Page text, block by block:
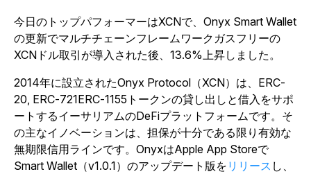
今日のトップパフォーマーはXCNで、Onyx Smart Wallet
の更新でマルチチェーンフレームワークガスフリーの
XCNドル取引が導入された後、13.6%上昇しました。
2014年に設立されたOnyx Protocol（XCN）は、ERC-
20, ERC-721ERC-1155トークンの貸し出しと借入をサポ
ートするイーサリアムのDeFiプラットフォームです。そ
の主なイノベーションは、担保が十分である限り有効な
無期限信用ラインです。OnyxはApple App Storeで
Smart Wallet（v1.0.1）のアップデート版を リリース し、